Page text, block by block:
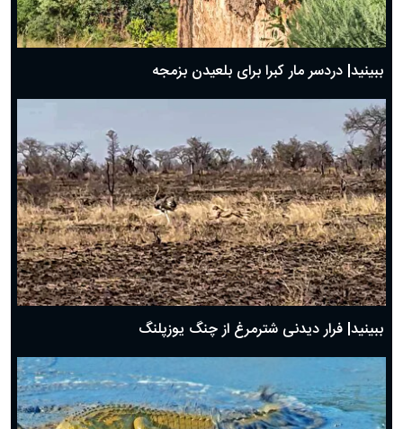
ببینید| دردسر مار کبرا برای بلعیدن بزمجه
ببینید| فرار دیدنی شترمرغ از چنگ یوزپلنگ